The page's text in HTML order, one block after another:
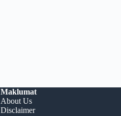
Maklumat
About Us
Disclaimer